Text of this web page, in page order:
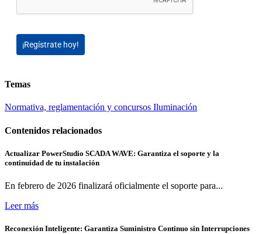
¡Regístrate hoy!
Temas
Normativa, reglamentación y concursos Iluminación
Contenidos relacionados
Actualizar PowerStudio SCADA WAVE: Garantiza el soporte y la
continuidad de tu instalación
En febrero de 2026 finalizará oficialmente el soporte para...
Leer más
Reconexión Inteligente: Garantiza Suministro Continuo sin Interrupciones